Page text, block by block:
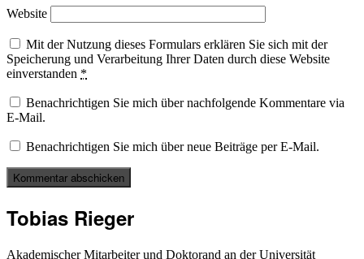
Website
Mit der Nutzung dieses Formulars erklären Sie sich mit der
Speicherung und Verarbeitung Ihrer Daten durch diese Website
einverstanden *
Benachrichtigen Sie mich über nachfolgende Kommentare via
E-Mail.
Benachrichtigen Sie mich über neue Beiträge per E-Mail.
Tobias Rieger
Akademischer Mitarbeiter und Doktorand an der Universität